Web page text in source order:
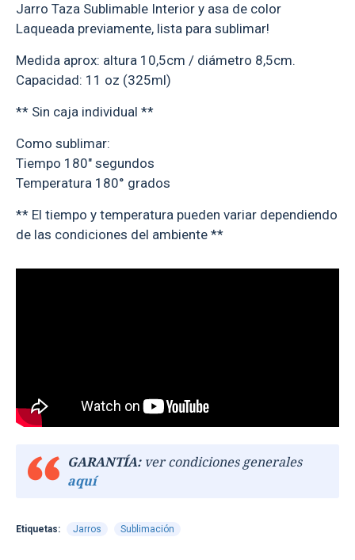
Jarro Taza Sublimable Interior y asa de color
Laqueada previamente, lista para sublimar!
Medida aprox: altura 10,5cm / diámetro 8,5cm.
Capacidad: 11 oz (325ml)
** Sin caja individual **
Como sublimar:
Tiempo 180" segundos
Temperatura 180° grados
** El tiempo y temperatura pueden variar dependiendo
de las condiciones del ambiente **
GARANTÍA:ver condiciones generales
aquí
Etiquetas: Jarros Sublimación